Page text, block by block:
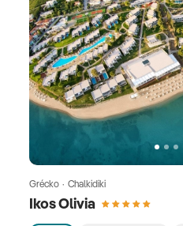
Ikos Olivia
Grécko · Chalkidiki